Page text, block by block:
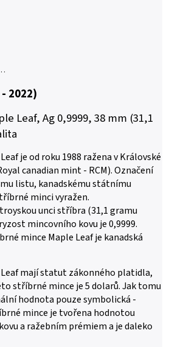
2022)
Leaf, Ag 0,9999, 38 mm (31,1
je od roku 1988 ražena v Královské
canadian mint - RCM). Označení
listu, kanadskému státnímu
minci vyražen.
unci stříbra (31,1 gramu
mincovního kovu je 0,9999.
mince Maple Leaf je kanadská
mají statut zákonného platidla,
stříbrné mince je 5 dolarů. Jak tomu
hodnota pouze symbolická -
mince je tvořena hodnotou
a ražebním prémiem a je daleko